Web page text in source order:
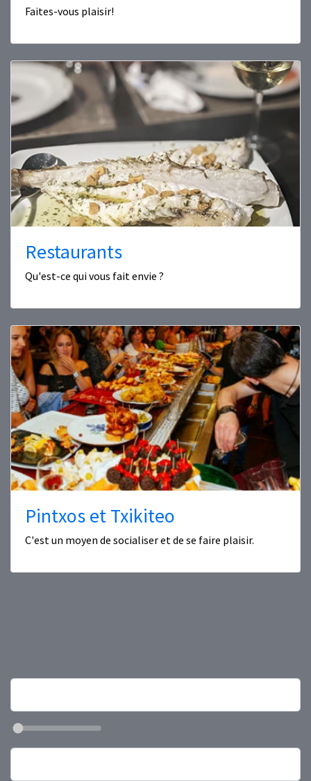
Faites-vous plaisir!
Restaurants
Qu'est-ce qui vous fait envie ?
Pintxos et Txikiteo
C'est un moyen de socialiser et de se faire plaisir.